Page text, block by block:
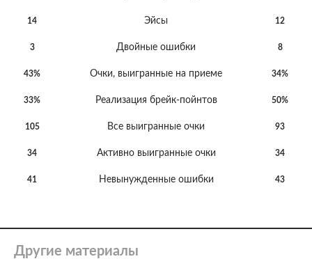
14 Эйсы 12
3 Двойные ошибки 8
43% Очки, выигранные на приеме 34%
33% Реализация брейк-пойнтов 50%
105 Все выигранные очки 93
34 Активно выигранные очки 34
41 Невынужденные ошибки 43
Другие материалы